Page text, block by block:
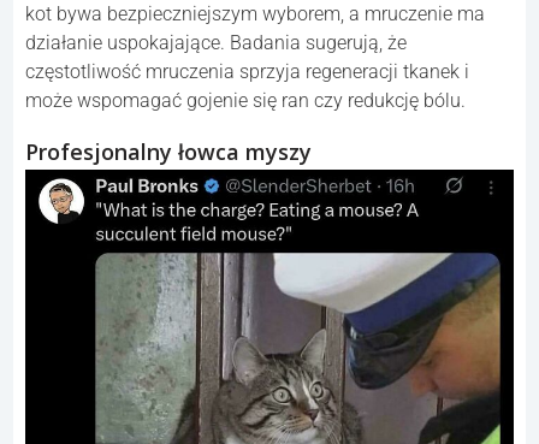
kot bywa bezpieczniejszym wyborem, a mruczenie ma
działanie uspokajające. Badania sugerują, że
częstotliwość mruczenia sprzyja regeneracji tkanek i
może wspomagać gojenie się ran czy redukcję bólu.
Profesjonalny łowca myszy